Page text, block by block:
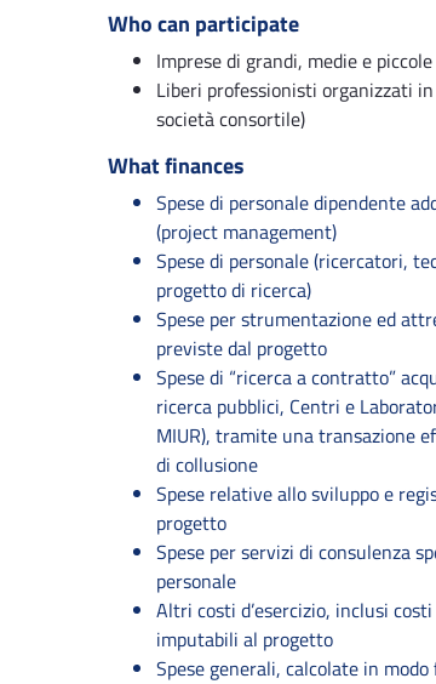
Who can participate
Imprese di grandi, medie e
Liberi professionisti organizzati
società consortile)
What finances
Spese di personale dipendente
(project management)
Spese di personale (ricercatori,
progetto di ricerca)
Spese per strumentazione ed
previste dal progetto
Spese di “ricerca a contratto”
ricerca pubblici, Centri e
MIUR), tramite una transazione
di collusione
Spese relative allo sviluppo e
progetto
Spese per servizi di consulenza
personale
Altri costi d’esercizio, inclusi
imputabili al progetto
Spese generali, calcolate in